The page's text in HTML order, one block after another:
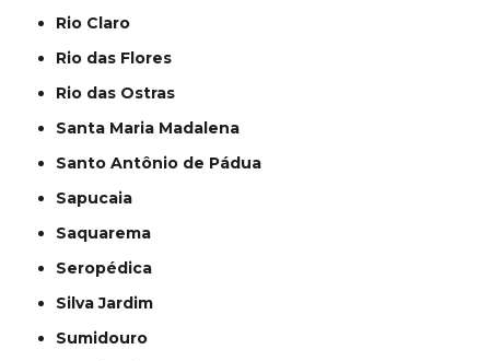
Rio Claro
Rio das Flores
Rio das Ostras
Santa Maria Madalena
Santo Antônio de Pádua
Sapucaia
Saquarema
Seropédica
Silva Jardim
Sumidouro